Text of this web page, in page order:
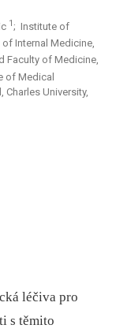
1; Institute of
Internal Medicine,
Faculty of Medicine,
of Medical
University,
léčiva pro
s těmito